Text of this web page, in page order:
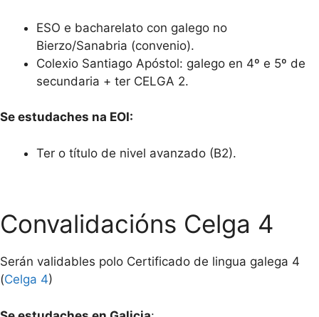
ESO e bacharelato con galego no
Bierzo/Sanabria (convenio).
Colexio Santiago Apóstol: galego en 4º e 5º de
secundaria + ter CELGA 2.
Se estudaches na EOI:
Ter o título de nivel avanzado (B2).
Convalidacións Celga 4
Serán validables polo Certificado de lingua galega 4
(Celga 4)